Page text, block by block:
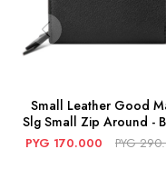
Small Leather Good
Slg Small Zip Around -
PYG 170.000 PYG